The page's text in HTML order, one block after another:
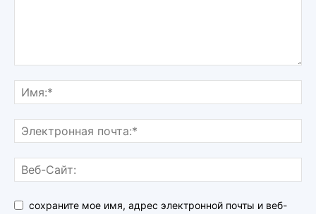
сохраните мое имя, адрес электронной почты и веб-